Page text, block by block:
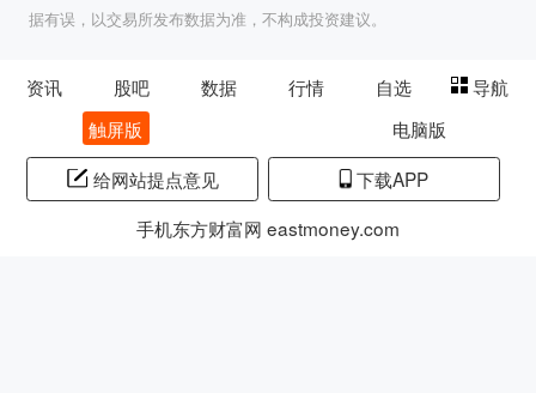
据有误，以交易所发布数据为准，不构成投资建议。
资讯 股吧 数据 行情 自选
导航
触屏版
电脑版
给网站提点意见
下载APP
手机东方财富网 eastmoney.com